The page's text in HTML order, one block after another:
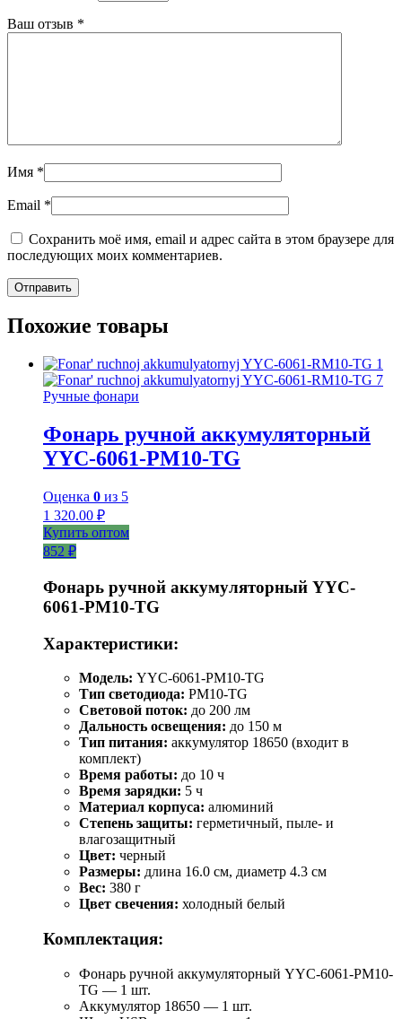
Ваш отзыв *
Имя *
Email *
Сохранить моё имя, email и адрес сайта в этом браузере для
последующих моих комментариев.
Похожие товары
Ручные фонари
Фонарь ручной аккумуляторный
YYC-6061-РM10-TG
Оценка 0 из 5
1 320.00 ₽
Купить оптом
852 ₽
Фонарь ручной аккумуляторный YYC-
6061-РM10-TG
Характеристики:
Модель: YYC-6061-РM10-TG
Тип светодиода: PM10-TG
Световой поток: до 200 лм
Дальность освещения: до 150 м
Тип питания: аккумулятор 18650 (входит в
комплект)
Время работы: до 10 ч
Время зарядки: 5 ч
Материал корпуса: алюминий
Степень защиты: герметичный, пыле- и
влагозащитный
Цвет: черный
Размеры: длина 16.0 см, диаметр 4.3 см
Вес: 380 г
Цвет свечения: холодный белый
Комплектация:
Фонарь ручной аккумуляторный YYC-6061-РM10-
TG — 1 шт.
Аккумулятор 18650 — 1 шт.